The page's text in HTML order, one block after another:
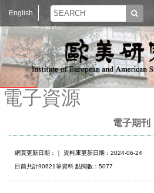
English
電子資源
電子期刊
網頁更新日期： ｜ 資料庫更新日期：2024-06-24
目前共計90621筆資料 點閱數：5077